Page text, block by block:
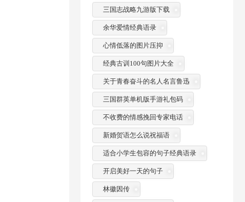
三国志战略九游版下载
余华爱情经典语录
心情低落的图片压抑
经典古训100句图片大全
关于青春奋斗的名人名言鲁迅
三国群英单机版手游礼包码
不收费的情感挽回专家电话
新婚贺语怎么说祝福语
适合小学生包容的句子经典语录
开启美好一天的句子
林徽因传